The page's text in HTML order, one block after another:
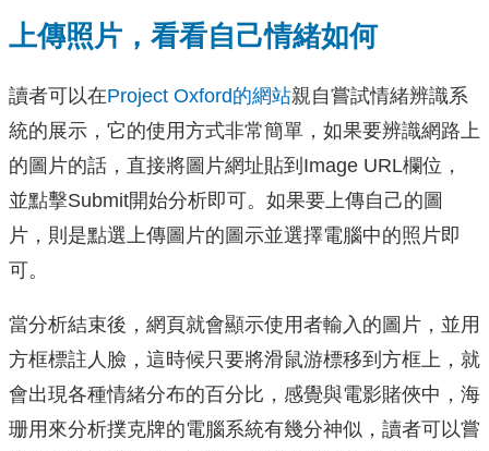
上傳照片，看看自己情緒如何
讀者可以在Project Oxford的網站親自嘗試情緒辨識系
統的展示，它的使用方式非常簡單，如果要辨識網路上
的圖片的話，直接將圖片網址貼到Image URL欄位，
並點擊Submit開始分析即可。如果要上傳自己的圖
片，則是點選上傳圖片的圖示並選擇電腦中的照片即
可。
當分析結束後，網頁就會顯示使用者輸入的圖片，並用
方框標註人臉，這時候只要將滑鼠游標移到方框上，就
會出現各種情緒分布的百分比，感覺與電影賭俠中，海
珊用來分析撲克牌的電腦系統有幾分神似，讀者可以嘗